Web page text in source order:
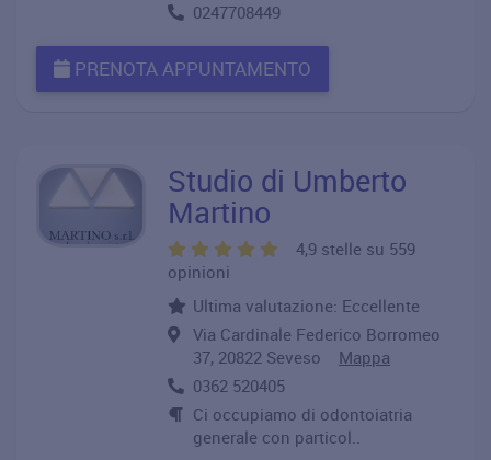
0247708449
PRENOTA APPUNTAMENTO
Studio di Umberto
Martino
4,9 stelle su 559
opinioni
Ultima valutazione: Eccellente
Via Cardinale Federico Borromeo
37, 20822 Seveso Mappa
0362 520405
Ci occupiamo di odontoiatria
generale con particol..